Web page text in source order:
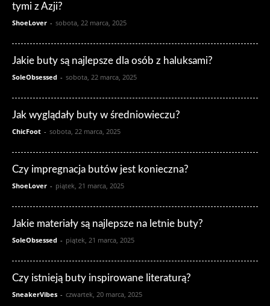
tymi z Azji?
ShoeLover - sobota, 22 marca, 2025
Jakie buty są najlepsze dla osób z haluksami?
SoleObsessed - sobota, 22 marca, 2025
Jak wyglądały buty w średniowieczu?
ChicFoot - sobota, 22 marca, 2025
Czy impregnacja butów jest konieczna?
ShoeLover - piątek, 21 marca, 2025
Jakie materiały są najlepsze na letnie buty?
SoleObsessed - piątek, 21 marca, 2025
Czy istnieją buty inspirowane literaturą?
SneakerVibes - czwartek, 20 marca, 2025